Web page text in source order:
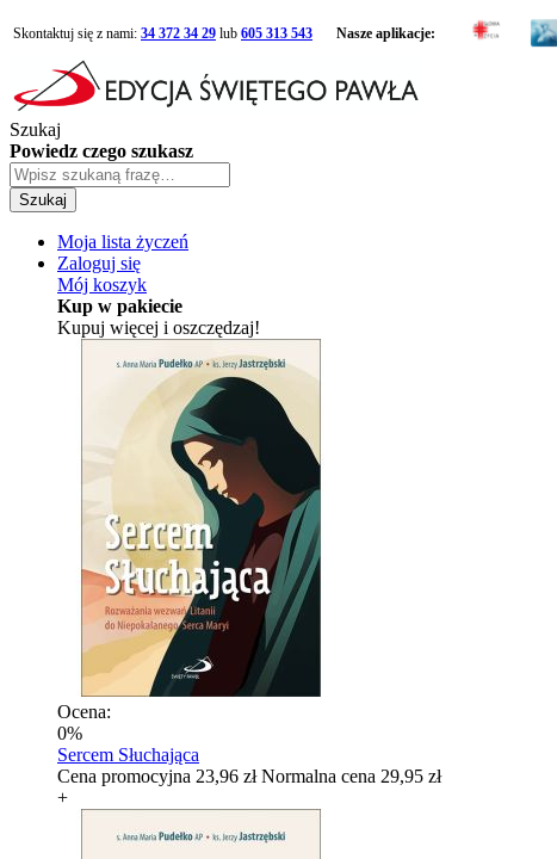
Skontaktuj się z nami: 34 372 34 29 lub 605 313 543 Nasze aplikacje:
Szukaj
Powiedz czego szukasz
Szukaj
Moja lista życzeń
Zaloguj się
Mój koszyk
Kup w pakiecie
Kupuj więcej i oszczędzaj!
Ocena:
0%
Sercem Słuchająca
Cena promocyjna 23,96 zł Normalna cena 29,95 zł
+